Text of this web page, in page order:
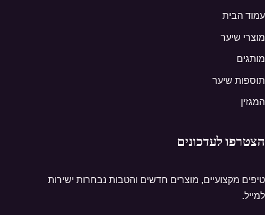
עמוד הבית
מוצרי שיער
מותגים
תוספות שיער
המגזין
הצטרפו לעדכונים
טיפים מקצועיים, מוצרים חדשים והטבות נבחרות ישירות
למייל.